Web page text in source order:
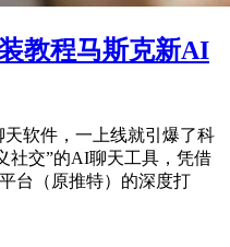
教程马斯克新AI
软件，一上线就引爆了科
社交”的AI聊天工具，凭借
台（原推特）的深度打